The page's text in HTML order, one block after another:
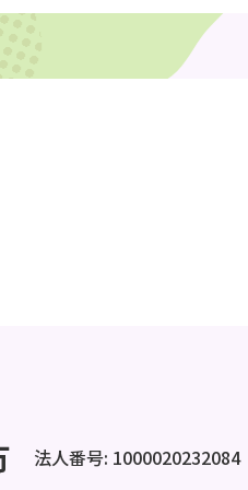
法人番号: 1000020232084